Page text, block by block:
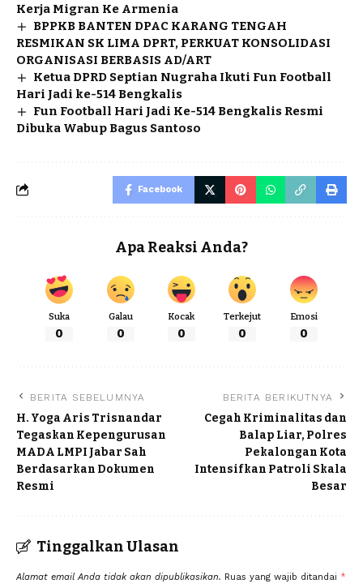
Kerja Migran Ke Armenia
BPPKB BANTEN DPAC KARANG TENGAH
RESMIKAN SK LIMA DPRT, PERKUAT KONSOLIDASI
ORGANISASI BERBASIS AD/ART
Ketua DPRD Septian Nugraha Ikuti Fun Football
Hari Jadi ke-514 Bengkalis
Fun Football Hari Jadi Ke-514 Bengkalis Resmi
Dibuka Wabup Bagus Santoso
Facebook
Apa Reaksi Anda?
Suka
0
Galau
0
Kocak
0
Terkejut
0
Emosi
0
BERITA SEBELUMNYA
H. Yoga Aris Trisnandar
Tegaskan Kepengurusan
MADA LMPI Jabar Sah
Berdasarkan Dokumen
Resmi
BERITA BERIKUTNYA
Cegah Kriminalitas dan
Balap Liar, Polres
Pekalongan Kota
Intensifkan Patroli Skala
Besar
Tinggalkan Ulasan
Alamat email Anda tidak akan dipublikasikan. Ruas yang wajib ditandai *